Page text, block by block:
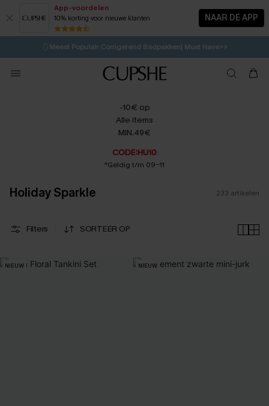
App-voordelen
10% korting voor nieuwe klanten NAAR DE APP
⚡️LAATSTE KANS | Tot 50% korting>>
🩱Meest Populair Corrigerend Badpakken| Must Have>>
💌Abonneer je & ontvang tot 15% korting>>
Koop 3, krijg 15% korting | CODE: SW15
-10€ op
Alle items
MIN.49€
CODE:HU10
*Geldig t/m 09-11
Holiday Sparkle 233 artikelen
Filters SORTEER OP
NIEUW NIEUW